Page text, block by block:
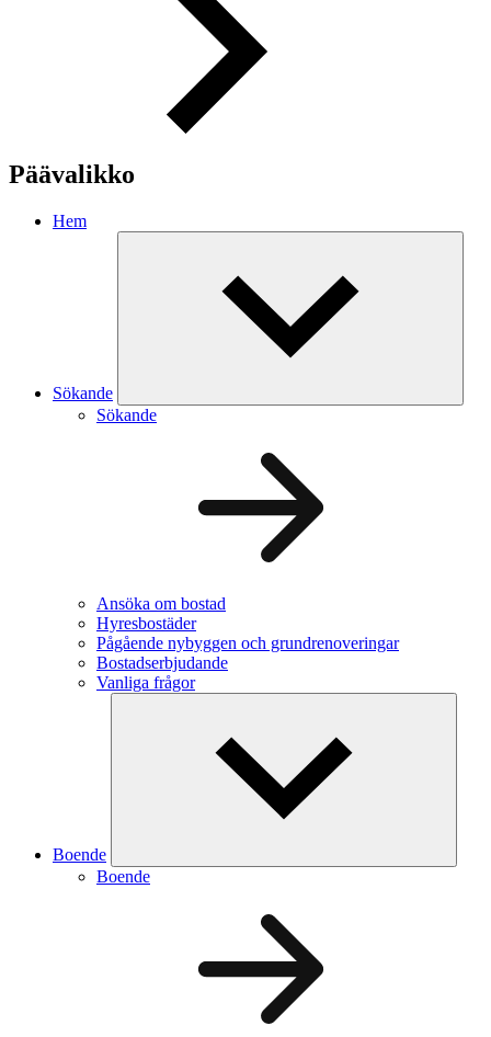
Päävalikko
Hem
Sökande
Sökande
Ansöka om bostad
Hyresbostäder
Pågående nybyggen och grundrenoveringar
Bostadserbjudande
Vanliga frågor
Boende
Boende